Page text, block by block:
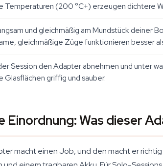
Temperaturen (200 °C+) erzeugen dichtere
und gleichmäßig am Mundstück deiner
gleichmäßige Züge funktionieren besser
Session den Adapter abnehmen und unter
Glasflächen griffig und sauber.
Einordnung: Was dieser
macht einen Job, und den macht er